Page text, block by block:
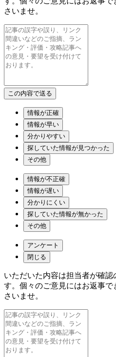
さいませ。
情報が正確
情報が早い
分かりやすい
探していた情報が見つかった
その他
情報が不正確
情報が遅い
分かりにくい
探していた情報が無かった
その他
アンケート
閉じる
いただいた内容は担当者が確認
す。個々のご意見にはお返事
さいませ。